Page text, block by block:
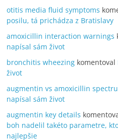
otitis media fluid symptoms
posilu, tá prichádza z Bratislavy
amoxicillin interaction warnings
napísal sám život
bronchitis wheezing komentoval
život
augmentin vs amoxicillin
napísal sám život
augmentin key details
boh nadelil takéto parametre,
najlepšie